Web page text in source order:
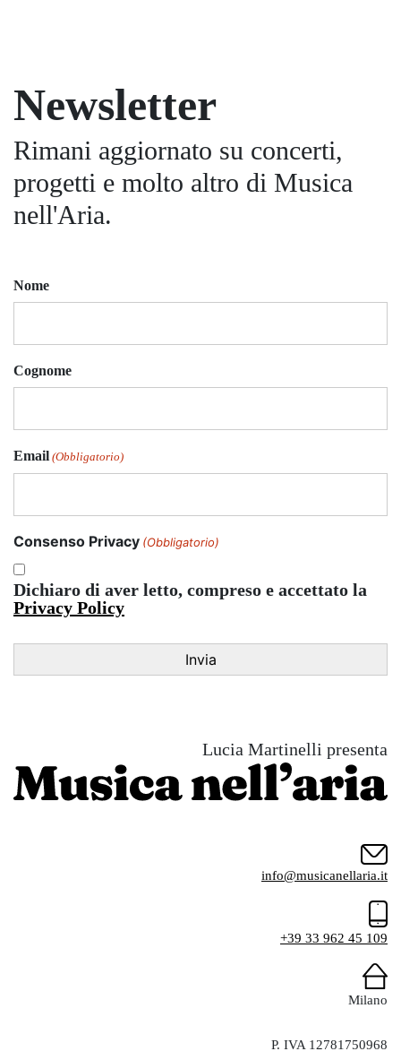
Newsletter
Rimani aggiornato su concerti,
progetti e molto altro di Musica
nell'Aria.
Nome
Cognome
Email (Obbligatorio)
Consenso Privacy (Obbligatorio)
Dichiaro di aver letto, compreso e accettato la
Privacy Policy
Lucia Martinelli presenta
info@musicanellaria.it
+39 33 962 45 109
Milano
P. IVA 12781750968